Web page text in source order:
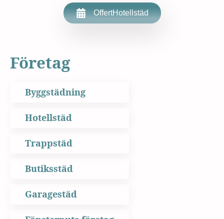
OffertHotellstäd
Företag
Byggstädning
Hotellstäd
Trappstäd
Butiksstäd
Garagestäd